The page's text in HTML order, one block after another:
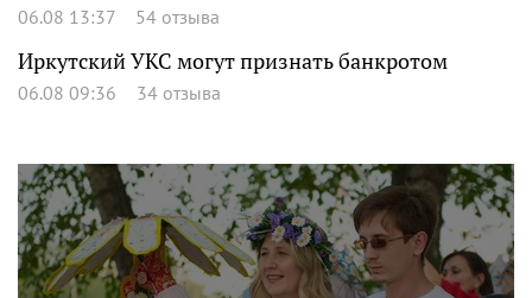
06.08 13:37 54 отзыва
Иркутский УКС могут признать банкротом
06.08 09:36 34 отзыва